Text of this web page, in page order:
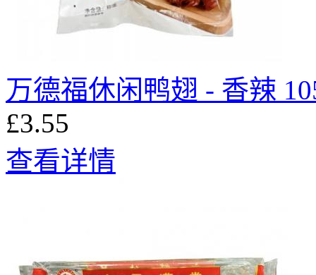
万德福休闲鸭翅 - 香辣
£3.55
查看详情